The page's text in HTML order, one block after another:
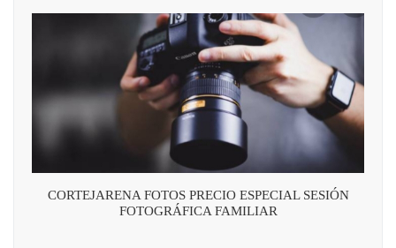
CORTEJARENA FOTOS PRECIO ESPECIAL SESIÓN
FOTOGRÁFICA FAMILIAR